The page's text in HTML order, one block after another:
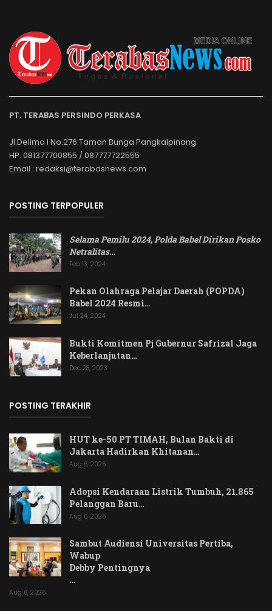
PT. TERABAS PERSINDO PERKASA
Jl.Delima I No.276.Taman Bunga Pangkalpinang.
HP. 081377700855 / 087777722555
Email : redaksi@terabasnews.com
POSTING TERPOPULER
Selama Pemilu 2024, Polda Babel Dirikan Posko
Netralitas…
Feb 13, 2024
Pekan Olahraga Pelajar Daerah (POPDA)
Babel 2024 Resmi…
Jul 24, 2024
Bukti Komitmen Pj Gubernur Safrizal Jaga
Keberlanjutan…
Dec 28, 2023
POSTING TERAKHIR
HUT ke-50 PT TIMAH, Bulan Bakti di
Jakarta Hadirkan Khitanan…
Aug 6, 2026
Adopsi Kendaraan Listrik Tumbuh, 21.865
Pelanggan Baru…
Aug 6, 2026
Sambut Audiensi Universitas Pertiba,
Wabup
Debby Pentingnya
…
Aug 6, 2026